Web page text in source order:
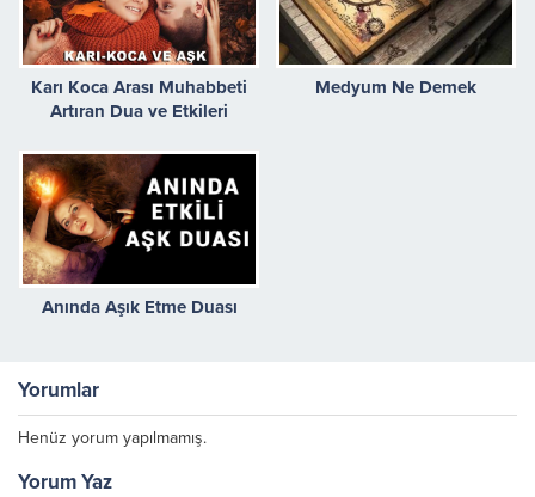
Karı Koca Arası Muhabbeti
Artıran Dua ve Etkileri
Medyum Ne Demek
Anında Aşık Etme Duası
Yorumlar
Henüz yorum yapılmamış.
Yorum Yaz